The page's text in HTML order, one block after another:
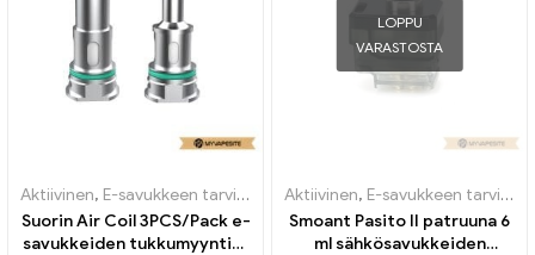
Aktiivinen, E-savukkeen tarvikkeet ,Höyrystin
Suorin Air Coil 3PCS/Pack e-
savukkeiden tukkumyynti丨
LOPPU
VARASTOSTA
Aktiivinen, E-savukkeen tarvikkeet
Smoant Pasito II patruuna 6
ml sähkösavukkeiden